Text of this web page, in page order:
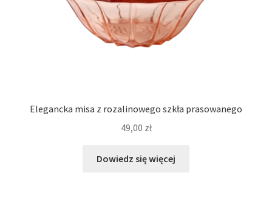
Elegancka misa z rozalinowego szkła prasowanego
49,00 zł
Dowiedz się więcej